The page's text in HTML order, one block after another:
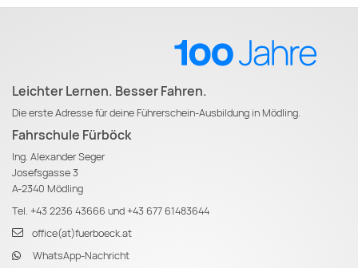
Leichter Lernen. Besser Fahren.
Die erste Adresse für deine Führerschein-Ausbildung in Mödling.
Fahrschule Fürböck
Ing. Alexander Seger
Josefsgasse 3
A-2340 Mödling
Tel. +43 2236 43666 und+43 677 61483644
office(at)fuerboeck.at
WhatsApp-Nachricht